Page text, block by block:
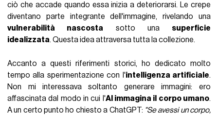
ciò che accade quando essa inizia a deteriorarsi. Le crepe
diventano parte integrante dell'immagine, rivelando una
vulnerabilità nascosta sotto una superficie
idealizzata. Questa idea attraversa tutta la collezione.
Accanto a questi riferimenti storici, ho dedicato molto
tempo alla sperimentazione con l'intelligenza artificiale.
Non mi interessava soltanto generare immagini: ero
affascinata dal modo in cui l'AI immagina il corpo umano.
A un certo punto ho chiesto a ChatGPT: "Se avessi un corpo,